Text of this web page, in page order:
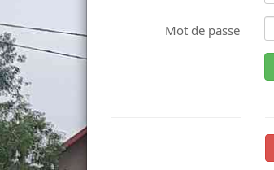
Mot de passe